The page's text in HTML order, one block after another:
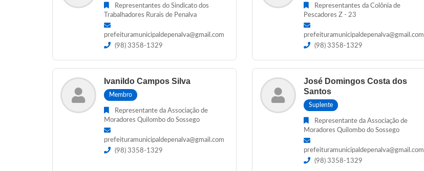
Representantes do Sindicato dos
Trabalhadores Rurais de Penalva
prefeituramunicipaldepenalva@gmail.com
(98) 3358-1329
Representantes da Colônia de
Pescadores Z - 23
prefeituramunicipaldepenalva@gmail.com
(98) 3358-1329
Ivanildo Campos Silva
Membro
Representante da Associação de
Moradores Quilombo do Sossego
prefeituramunicipaldepenalva@gmail.com
(98) 3358-1329
José Domingos Costa dos
Santos
Suplente
Representante da Associação de
Moradores Quilombo do Sossego
prefeituramunicipaldepenalva@gmail.com
(98) 3358-1329